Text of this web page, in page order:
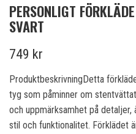
PERSONLIGT
SVART
749 kr
ProduktbeskrivningDetta
tyg som påminner om
och uppmärksamhet på
stil och funktionalitet. Förklädet